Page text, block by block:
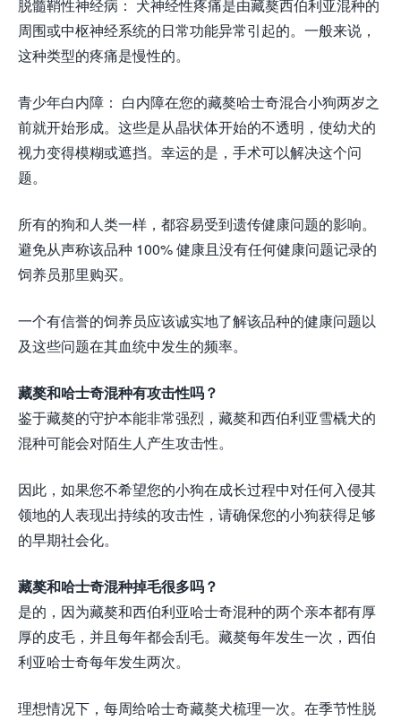
脱髓鞘性神经病： 犬神经性疼痛是由藏獒西伯利亚混种的
周围或中枢神经系统的日常功能异常引起的。一般来说，
这种类型的疼痛是慢性的。
青少年白内障： 白内障在您的藏獒哈士奇混合小狗两岁之
前就开始形成。这些是从晶状体开始的不透明，使幼犬的
视力变得模糊或遮挡。幸运的是，手术可以解决这个问
题。
所有的狗和人类一样，都容易受到遗传健康问题的影响。
避免从声称该品种 100% 健康且没有任何健康问题记录的
饲养员那里购买。
一个有信誉的饲养员应该诚实地了解该品种的健康问题以
及这些问题在其血统中发生的频率。
藏獒和哈士奇混种有攻击性吗？
鉴于藏獒的守护本能非常强烈，藏獒和西伯利亚雪橇犬的
混种可能会对陌生人产生攻击性。
因此，如果您不希望您的小狗在成长过程中对任何入侵其
领地的人表现出持续的攻击性，请确保您的小狗获得足够
的早期社会化。
藏獒和哈士奇混种掉毛很多吗？
是的，因为藏獒和西伯利亚哈士奇混种的两个亲本都有厚
厚的皮毛，并且每年都会刮毛。藏獒每年发生一次，西伯
利亚哈士奇每年发生两次。
理想情况下，每周给哈士奇藏獒犬梳理一次。在季节性脱